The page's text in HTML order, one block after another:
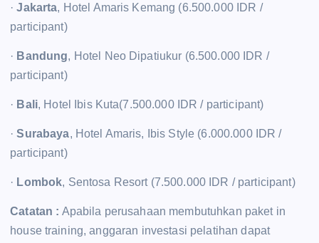
·Jakarta, Hotel Amaris Kemang (6.500.000 IDR /
participant)
· Bandung, Hotel Neo Dipatiukur (6.500.000 IDR /
participant)
· Bali, Hotel Ibis Kuta(7.500.000 IDR / participant)
·Surabaya, Hotel Amaris, Ibis Style (6.000.000 IDR /
participant)
· Lombok, Sentosa Resort (7.500.000 IDR / participant)
Catatan : Apabila perusahaan membutuhkan paket in
house training, anggaran investasi pelatihan dapat